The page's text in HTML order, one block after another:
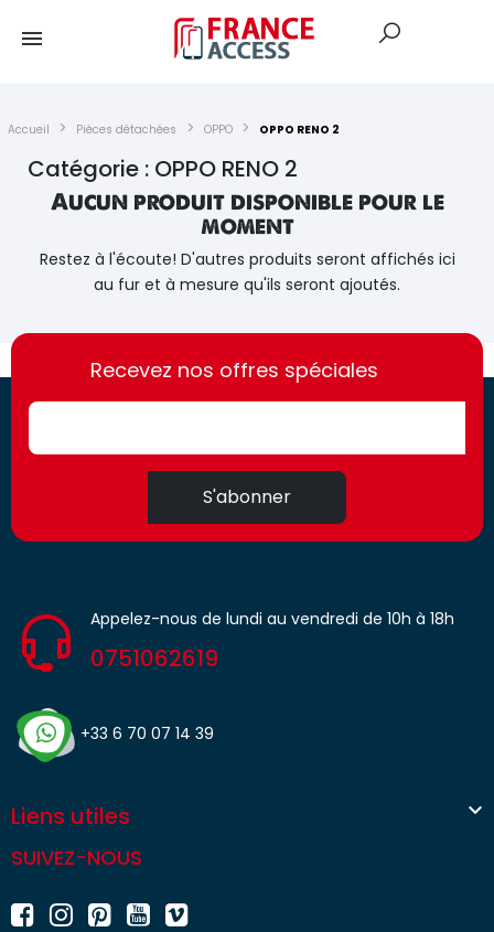
Accueil Pièces détachées OPPO OPPO RENO 2
Catégorie : OPPO RENO 2
Aucun produit disponible pour le
moment
Restez à l'écoute! D'autres produits seront affichés ici
au fur et à mesure qu'ils seront ajoutés.
https://france-
access.fr
https://france-
access.fr
Recevez nos offres spéciales
S'abonner
Appelez-nous de lundi au vendredi de 10h à 18h
0751062619
+33 6 70 07 14 39
Liens utiles 
SUIVEZ-NOUS